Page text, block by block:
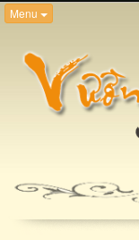
Menu